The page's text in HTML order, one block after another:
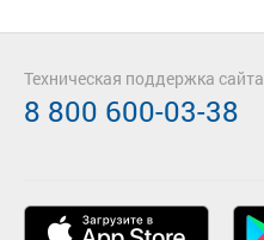
Техническая поддержка сайта
8 800 600-03-38